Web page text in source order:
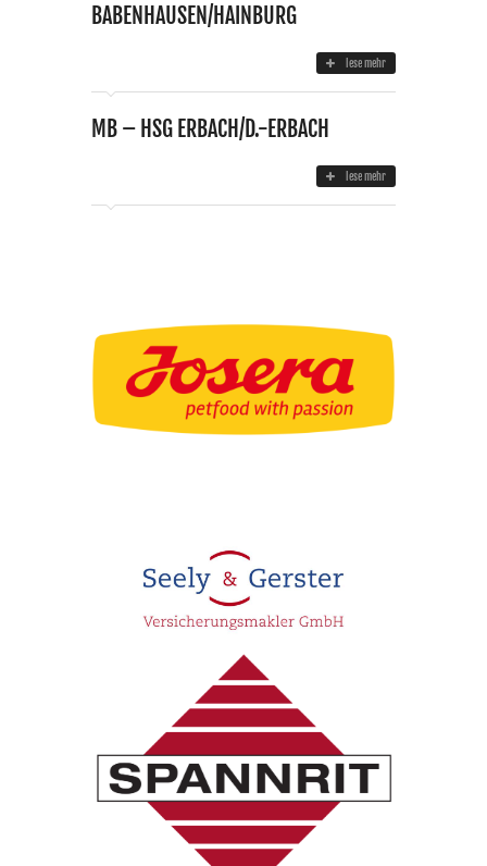
BABENHAUSEN/HAINBURG
lese mehr
MB – HSG ERBACH/D.-ERBACH
lese mehr